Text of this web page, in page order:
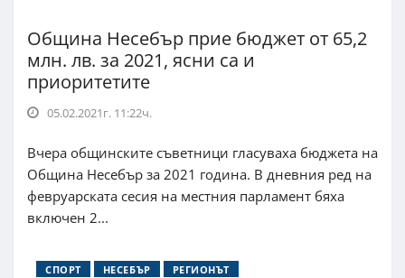
Община Несебър прие бюджет от 65,2
млн. лв. за 2021, ясни са и
приоритетите
05.02.2021г. 11:22ч.
Вчера общинските съветници гласуваха бюджета на
Община Несебър за 2021 година. В дневния ред на
февруарската сесия на местния парламент бяха
включен 2...
СПОРТ НЕСЕБЪР РЕГИОНЪТ